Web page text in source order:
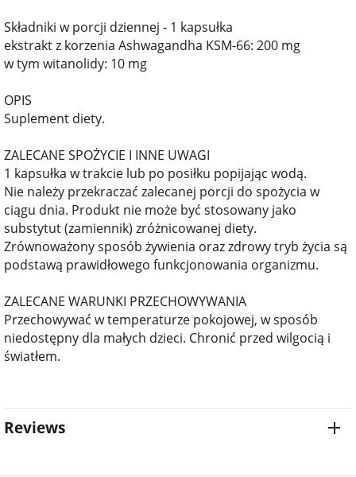
Składniki w porcji dziennej - 1 kapsułka
ekstrakt z korzenia Ashwagandha KSM-66: 200 mg
w tym witanolidy: 10 mg
OPIS
Suplement diety.
ZALECANE SPOŻYCIE I INNE UWAGI
1 kapsułka w trakcie lub po posiłku popijając wodą.
Nie należy przekraczać zalecanej porcji do spożycia w
ciągu dnia. Produkt nie może być stosowany jako
substytut (zamiennik) zróżnicowanej diety.
Zrównoważony sposób żywienia oraz zdrowy tryb życia są
podstawą prawidłowego funkcjonowania organizmu.
ZALECANE WARUNKI PRZECHOWYWANIA
Przechowywać w temperaturze pokojowej, w sposób
niedostępny dla małych dzieci. Chronić przed wilgocią i
światłem.
Reviews